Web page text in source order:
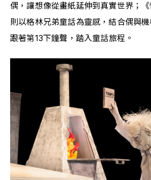
偶，讓想像從畫紙延伸到真實世界；《
則以格林兄弟童話為靈感，結合偶與
跟著第13下鐘聲，踏入童話旅程。